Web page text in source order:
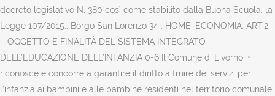
decreto legislativo N. 380 così come stabilito dalla Buona Scuola, la
Legge 107/2015.. Borgo San Lorenzo 34 . HOME; ECONOMIA. ART.2
– OGGETTO E FINALITÀ DEL SISTEMA INTEGRATO
DELL’EDUCAZIONE DELL’INFANZIA 0-6 Il Comune di Livorno: •
riconosce e concorre a garantire il diritto a fruire dei servizi per
l’infanzia ai bambini e alle bambine residenti nel territorio comunale,